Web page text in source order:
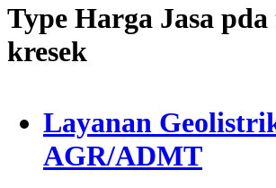
Type Harga Jasa pda
kresek
Layanan
AGR/ADMT